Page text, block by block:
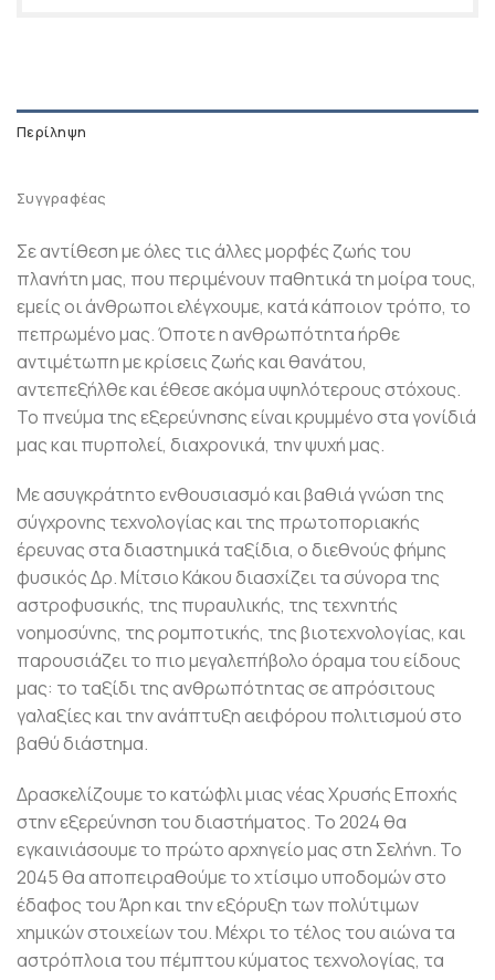
Περίληψη
Συγγραφέας
Σε αντίθεση με όλες τις άλλες μορφές ζωής του
πλανήτη μας, που περιμένουν παθητικά τη μοίρα τους,
εμείς οι άνθρωποι ελέγχουμε, κατά κάποιον τρόπο, το
πεπρωμένο μας. Όποτε η ανθρωπότητα ήρθε
αντιμέτωπη με κρίσεις ζωής και θανάτου,
αντεπεξήλθε και έθεσε ακόμα υψηλότερους στόχους.
Το πνεύμα της εξερεύνησης είναι κρυμμένο στα γονίδιά
μας και πυρπολεί, διαχρονικά, την ψυχή μας.
Με ασυγκράτητο ενθουσιασμό και βαθιά γνώση της
σύγχρονης τεχνολογίας και της πρωτοποριακής
έρευνας στα διαστημικά ταξίδια, ο διεθνούς φήμης
φυσικός Δρ. Μίτσιο Κάκου διασχίζει τα σύνορα της
αστροφυσικής, της πυραυλικής, της τεχνητής
νοημοσύνης, της ρομποτικής, της βιοτεχνολογίας, και
παρουσιάζει το πιο μεγαλεπήβολο όραμα του είδους
μας: το ταξίδι της ανθρωπότητας σε απρόσιτους
γαλαξίες και την ανάπτυξη αειφόρου πολιτισμού στο
βαθύ διάστημα.
Δρασκελίζουμε το κατώφλι μιας νέας Χρυσής Εποχής
στην εξερεύνηση του διαστήματος. Το 2024 θα
εγκαινιάσουμε το πρώτο αρχηγείο μας στη Σελήνη. Το
2045 θα αποπειραθούμε το χτίσιμο υποδομών στο
έδαφος του Άρη και την εξόρυξη των πολύτιμων
χημικών στοιχείων του. Μέχρι το τέλος του αιώνα τα
αστρόπλοια του πέμπτου κύματος τεχνολογίας, τα